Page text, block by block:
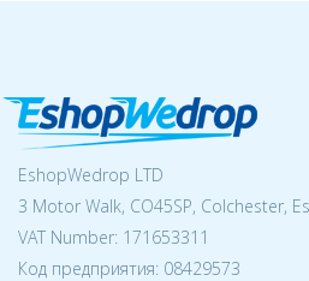
EshopWedrop LTD
3 Motor Walk, CO45SP, Colchester,
VAT Number: 171653311
Код предприятия: 08429573